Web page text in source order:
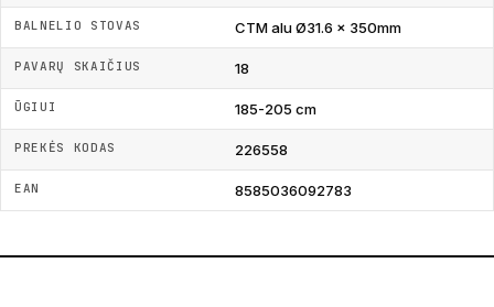
BALNELIO STOVAS CTM alu Ø31.6 x 350mm
PAVARŲ SKAIČIUS 18
ŪGIUI 185-205 cm
PREKĖS KODAS 226558
EAN 8585036092783